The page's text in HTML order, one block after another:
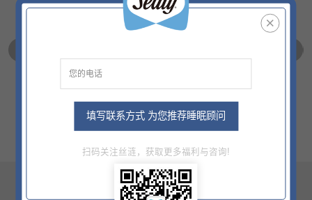
尺寸
填写联系方式 为您推荐睡眠顾问
扫码关注丝涟，获取更多福利与咨询!